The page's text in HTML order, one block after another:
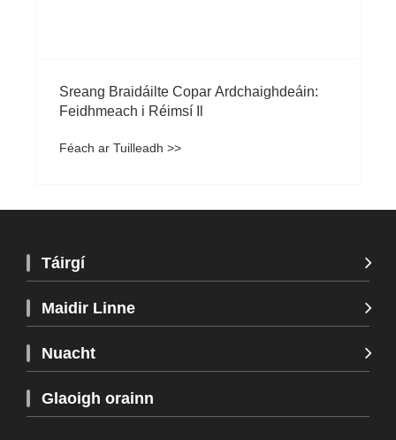
Sreang Braidáilte Copar Ardchaighdeáin:
Feidhmeach i Réimsí Il
Féach ar Tuilleadh >>
Táirgí
Maidir Linne
Nuacht
Glaoigh orainn